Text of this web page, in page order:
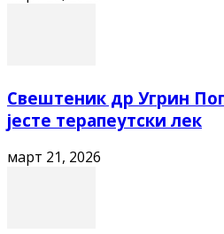
Свештеник др Угрин
јесте терапеутски лек
март 21, 2026